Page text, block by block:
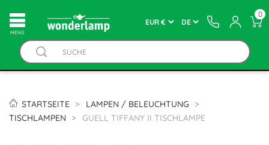
MENÚ
0
STARTSEITE
LAMPEN / BELEUCHTUNG
TISCHLAMPEN
GUELL TIFFANY II TISCHLAMPE